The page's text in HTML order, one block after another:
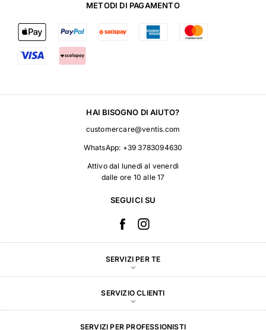
METODI DI PAGAMENTO
HAI BISOGNO DI AIUTO?
customercare@ventis.com
WhatsApp: +39 3783094630
Attivo dal lunedì al venerdì
dalle ore 10 alle 17
SEGUICI SU
SERVIZI PER TE
SERVIZIO CLIENTI
SERVIZI PER PROFESSIONISTI